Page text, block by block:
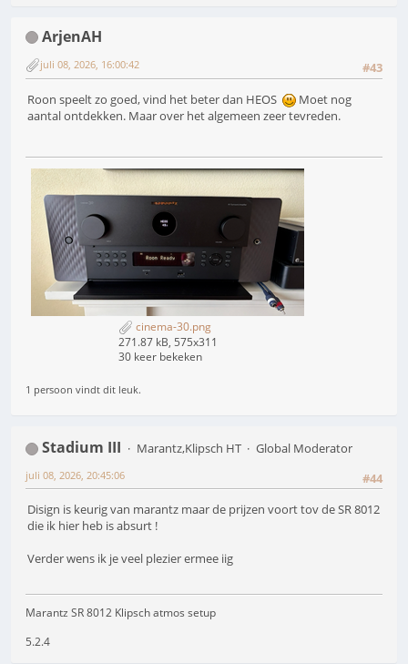
ArjenAH
#43
juli 08, 2026, 16:00:42
Roon speelt zo goed, vind het beter dan HEOS
Moet nog
aantal ontdekken. Maar over het algemeen zeer tevreden.
cinema-30.png
271.87 kB, 575x311
30 keer bekeken
1 persoon vindt dit leuk.
Stadium III Marantz,Klipsch HT
Global Moderator
#44
juli 08, 2026, 20:45:06
Disign is keurig van marantz maar de prijzen voort tov de SR 8012
die ik hier heb is absurt !
Verder wens ik je veel plezier ermee iig
Marantz SR 8012 Klipsch atmos setup
5.2.4